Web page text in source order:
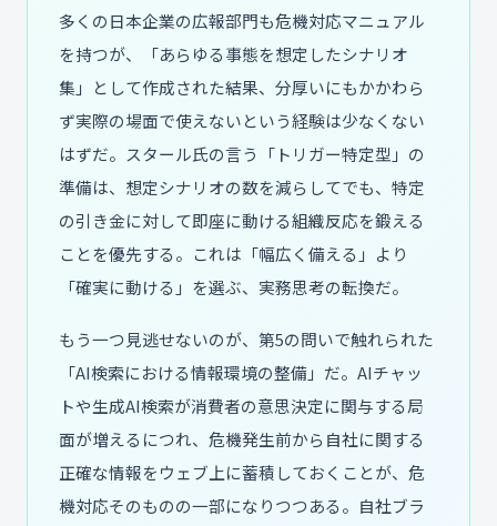
多くの日本企業の広報部門も危機対応マニュアル
を持つが、「あらゆる事態を想定したシナリオ
集」として作成された結果、分厚いにもかかわら
ず実際の場面で使えないという経験は少なくない
はずだ。スタール氏の言う「トリガー特定型」の
準備は、想定シナリオの数を減らしてでも、特定
の引き金に対して即座に動ける組織反応を鍛える
ことを優先する。これは「幅広く備える」より
「確実に動ける」を選ぶ、実務思考の転換だ。
もう一つ見逃せないのが、第5の問いで触れられた
「AI検索における情報環境の整備」だ。AIチャッ
トや生成AI検索が消費者の意思決定に関与する局
面が増えるにつれ、危機発生前から自社に関する
正確な情報をウェブ上に蓄積しておくことが、危
機対応そのものの一部になりつつある。自社ブラ